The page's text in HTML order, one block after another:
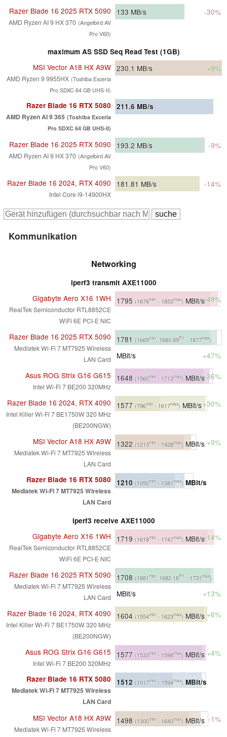
Razer Blade 16 2025 RTX 5090
AMD Ryzen AI 9 HX 370 (Angelbird AV
Pro V60)
133 MB/s -30%
maximum AS SSD Seq Read Test (1GB)
MSI Vector A18 HX A9W
AMD Ryzen 9 9955HX (Toshiba Exceria
Pro SDXC 64 GB UHS-II)
230.1 MB/s +9%
Razer Blade 16 RTX 5080
AMD Ryzen AI 9 365 (Toshiba Exceria
Pro SDXC 64 GB UHS-II)
211.6 MB/s
Razer Blade 16 2025 RTX 5090
AMD Ryzen AI 9 HX 370 (Angelbird AV
Pro V60)
193.2 MB/s -9%
Razer Blade 16 2024, RTX 4090
Intel Core i9-14900HX
181.81 MB/s -14%
Kommunikation
Networking
iperf3 transmit AXE11000
Gigabyte Aero X16 1WH
RealTek Semiconductor RTL8852CE
WiFi 6E PCI-E NIC
1795 (1676min - 1853max) MBit/s+48%
Razer Blade 16 2025 RTX 5090
Mediatek Wi-Fi 7 MT7925 Wireless
LAN Card
1781 (1669min, 1680.89P1 - 1877max)
MBit/s
+47%
Asus ROG Strix G16 G615
Intel Wi-Fi 7 BE200 320MHz
1648 (1560min - 1713max) MBit/s+36%
Razer Blade 16 2024, RTX 4090
Intel Killer Wi-Fi 7 BE1750W 320 MHz
(BE200NGW)
1577 (796min - 1617max)MBit/s+30%
MSI Vector A18 HX A9W
Mediatek Wi-Fi 7 MT7925 Wireless
LAN Card
1322 (1213min - 1428max)MBit/s +9%
Razer Blade 16 RTX 5080
Mediatek Wi-Fi 7 MT7925 Wireless
LAN Card
1210 (1050min - 1381max)MBit/s
iperf3 receive AXE11000
Gigabyte Aero X16 1WH
RealTek Semiconductor RTL8852CE
WiFi 6E PCI-E NIC
1719 (1618min - 1747max) MBit/s+14%
Razer Blade 16 2025 RTX 5090
Mediatek Wi-Fi 7 MT7925 Wireless
LAN Card
1708 (1681min, 1682.16P1 - 1731max)
MBit/s
+13%
Razer Blade 16 2024, RTX 4090
Intel Killer Wi-Fi 7 BE1750W 320 MHz
(BE200NGW)
1604 (1554min - 1623max) MBit/s +6%
Asus ROG Strix G16 G615
Intel Wi-Fi 7 BE200 320MHz
1577 (1533min - 1598max) MBit/s +4%
Razer Blade 16 RTX 5080
Mediatek Wi-Fi 7 MT7925 Wireless
LAN Card
1512 (1017min - 1594max)MBit/s
MSI Vector A18 HX A9W
Mediatek Wi-Fi 7 MT7925 Wireless
1498 (1300min - 1640max) MBit/s -1%